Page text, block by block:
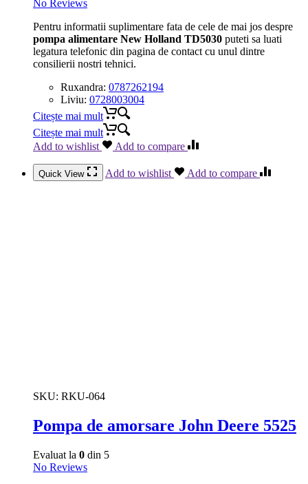
No Reviews
Pentru informatii suplimentare fata de cele de mai jos despre
pompa alimentare New Holland TD5030 puteti sa luati
legatura telefonic din pagina de contact cu unul dintre
consilierii nostri tehnici.
Ruxandra: 0787262194
Liviu: 0728003004
Citește mai mult
Citește mai mult
Add to wishlist
Add to compare
Quick View Add to wishlist Add to compare
SKU: RKU-064
Pompa de amorsare John Deere 5525
Evaluat la 0 din 5
No Reviews